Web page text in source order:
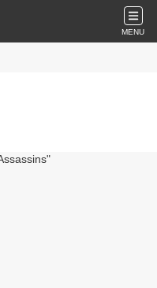
MENU